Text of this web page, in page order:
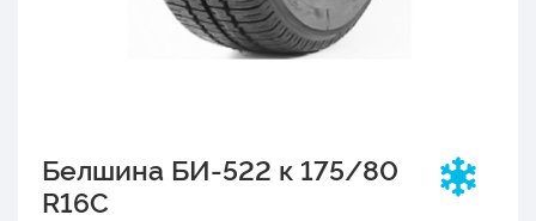
Белшина БИ-522 к 175/80
R16C